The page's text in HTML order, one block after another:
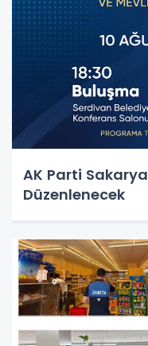
AK Parti
Düzenlenecek